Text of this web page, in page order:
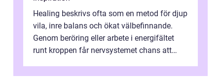
Healing beskrivs ofta som en metod för djup
vila, inre balans och ökat välbefinnande.
Genom beröring eller arbete i energifältet
runt kroppen får nervsystemet chans att